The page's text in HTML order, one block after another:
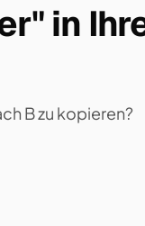
in
B zu kopieren?